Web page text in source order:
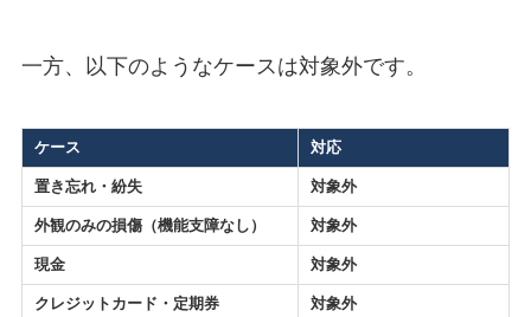
一方、以下のようなケースは対象外です。
ケース 対応
置き忘れ・紛失 対象外
外観のみの損傷（機能支障なし） 対象外
現金 対象外
クレジットカード・定期券 対象外